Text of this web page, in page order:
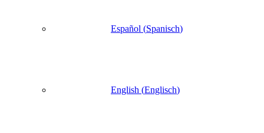
Español (Spanisch)
English (Englisch)